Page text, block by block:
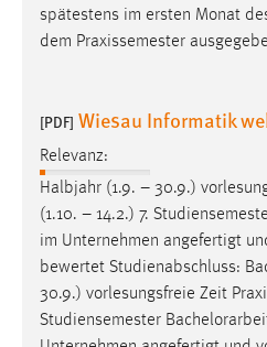
spätestens im ersten Monat
dem Praxissemester
[PDF] Wiesau Informatik
Relevanz:
Halbjahr (1.9. – 30.9.)
(1.10. – 14.2.) 7.
im Unternehmen angefertigt
bewertet Studienabschluss:
30.9.) vorlesungsfreie Zeit
Studiensemester